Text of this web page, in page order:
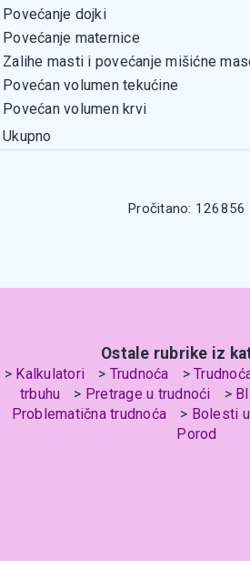
Povećanje dojki
Povećanje maternice
Zalihe masti i povećanje mišićne
Povećan volumen tekućine
Povećan volumen krvi
Ukupno
Pročitano: 126856
Ostale rubrike iz
Kalkulatori Trudnoća
trbuhu
Pretrage u trudnoći
Problematična trudnoća
Bolesti
Porod